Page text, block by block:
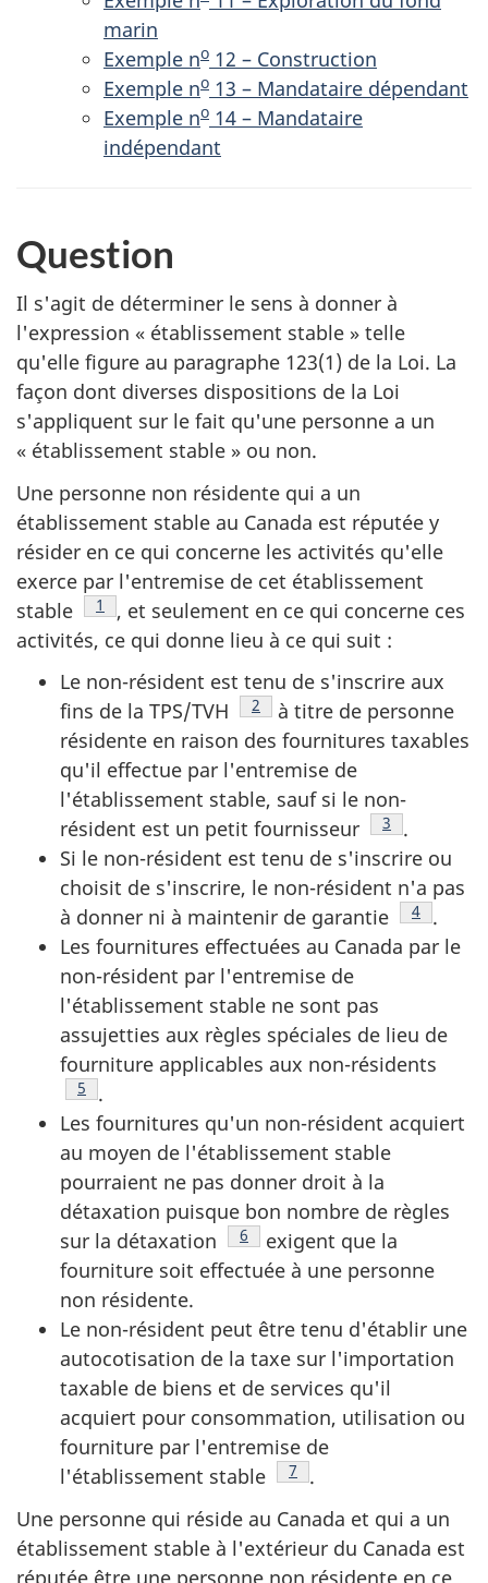
marin
Exemple no 12 – Construction
Exemple no 13 – Mandataire dépendant
Exemple no 14 – Mandataire
indépendant
Question
Il s'agit de déterminer le sens à donner à
l'expression « établissement stable » telle
qu'elle figure au paragraphe 123(1) de la Loi. La
façon dont diverses dispositions de la Loi
s'appliquent sur le fait qu'une personne a un
« établissement stable » ou non.
Une personne non résidente qui a un
établissement stable au Canada est réputée y
résider en ce qui concerne les activités qu'elle
exerce par l'entremise de cet établissement
stable
Note de bas de page
1
, et seulement en ce qui concerne ces
activités, ce qui donne lieu à ce qui suit :
Le non-résident est tenu de s'inscrire aux
fins de la TPS/TVH
Note de bas de page
2
à titre de personne
résidente en raison des fournitures taxables
qu'il effectue par l'entremise de
l'établissement stable, sauf si le non-
résident est un petit fournisseur
Note de bas
3
.
Si le non-résident est tenu de s'inscrire ou
choisit de s'inscrire, le non-résident n'a pas
à donner ni à maintenir de garantie
Note de
4
.
Les fournitures effectuées au Canada par le
non-résident par l'entremise de
l'établissement stable ne sont pas
assujetties aux règles spéciales de lieu de
fourniture applicables aux non-résidents
Note de bas de page
5
.
Les fournitures qu'un non-résident acquiert
au moyen de l'établissement stable
pourraient ne pas donner droit à la
détaxation puisque bon nombre de règles
sur la détaxation
Note de bas de page
6
exigent que la
fourniture soit effectuée à une personne
non résidente.
Le non-résident peut être tenu d'établir une
autocotisation de la taxe sur l'importation
taxable de biens et de services qu'il
acquiert pour consommation, utilisation ou
fourniture par l'entremise de
l'établissement stable
Note de bas de page
7
.
Une personne qui réside au Canada et qui a un
établissement stable à l'extérieur du Canada est
réputée être une personne non résidente en ce